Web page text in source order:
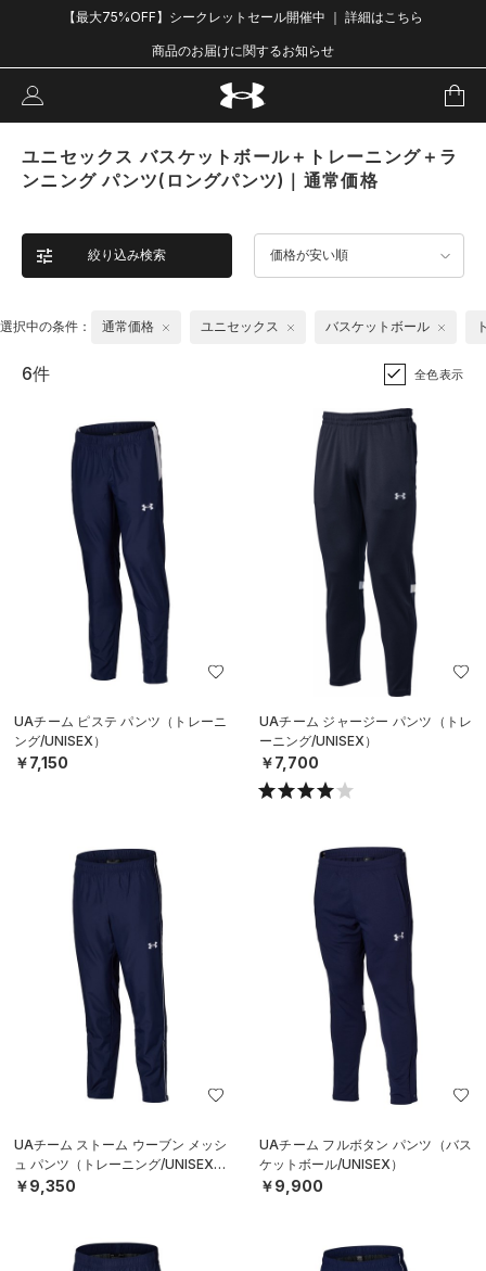
【最大75%OFF】シークレットセール開催中 ｜ 詳細はこちら
商品のお届けに関するお知らせ
ユニセックス バスケットボール＋トレーニング＋ラ
ンニング パンツ(ロングパンツ)｜通常価格
絞り込み検索 価格が安い順
選択中の条件： 通常価格 ユニセックス バスケットボール
6件 全色表示
UAチーム ピステ パンツ（トレーニ
ング/UNISEX）
￥7,150
UAチーム ジャージー パンツ（トレ
ーニング/UNISEX）
￥7,700
UAチーム ストーム ウーブン メッシ
ュ パンツ（トレーニング/UNISEX）
￥9,350
UAチーム フルボタン パンツ（バス
ケットボール/UNISEX）
￥9,900